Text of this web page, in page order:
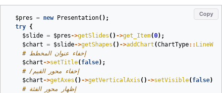
Copy
$pres = new Presentation();
try {
$slide = $pres->getSlides () ->get_Item(0);
$chart = $slide->getShapes () ->addChart (ChartType::
# إخفاء عنوان المخطط
$chart->setTitle( false);
# /إخفاء محور القيم
$chart->getAxes () ->getVerticalAxis () ->setVisible( false);
# إظهار محور الفئة